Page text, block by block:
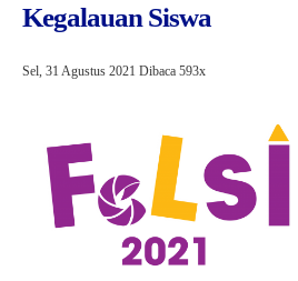
Kegalauan Siswa
Sel, 31 Agustus 2021 Dibaca 593x